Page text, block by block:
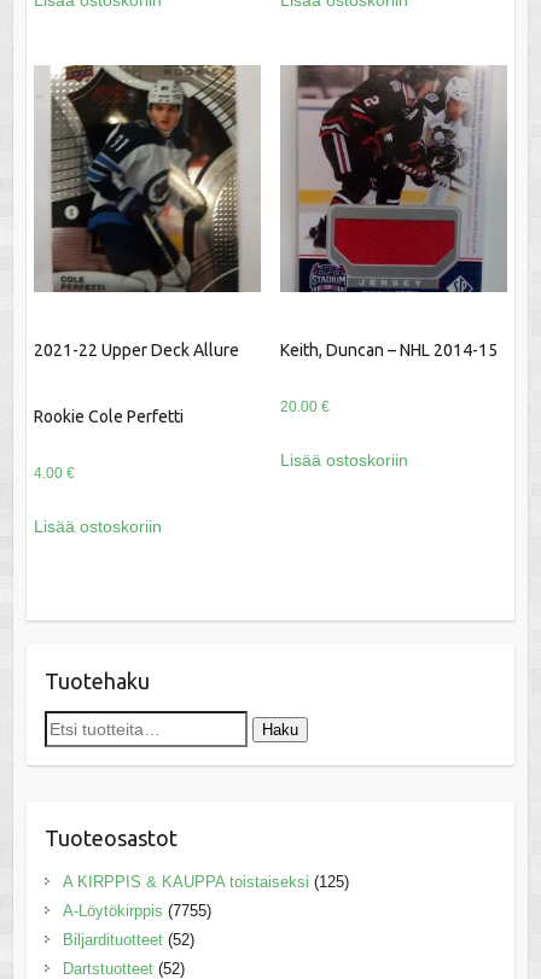
2021-22 Upper Deck Allure
Rookie Cole Perfetti
4.00 €
Lisää ostoskoriin
Keith, Duncan – NHL 2014-15
20.00 €
Lisää ostoskoriin
Tuotehaku
Etsi: Haku
Tuoteosastot
A KIRPPIS & KAUPPA toistaiseksi (125)
A-Löytökirppis (7755)
Biljardituotteet (52)
Dartstuotteet (52)